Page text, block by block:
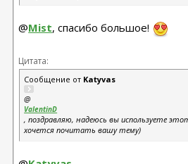
@Mist, спасибо большое!
Цитата:
Сообщение от Katyvas
@
ValentinD
, поздравляю, надеюсь вы используете
хочется почитать вашу тему)